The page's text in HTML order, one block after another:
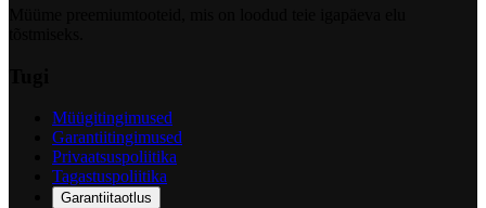
Müügitingimused
Garantiitingimused
Privaatsuspoliitika
Tagastuspoliitika
Garantiitaotlus